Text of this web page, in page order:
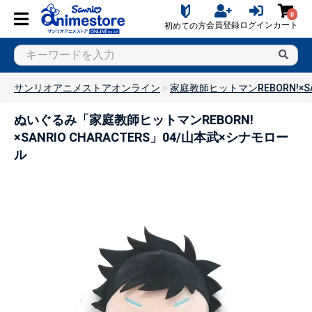
初めての方会員登録ログイン
0
カート
サンリオアニメストアオンライン 家庭教師ヒットマン
ぬいぐるみ「家庭教師ヒットマンREBORN!
×SANRIO CHARACTERS」04/山本武×シナモロー
ル